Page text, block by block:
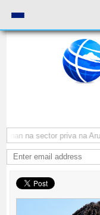
na sector priva na